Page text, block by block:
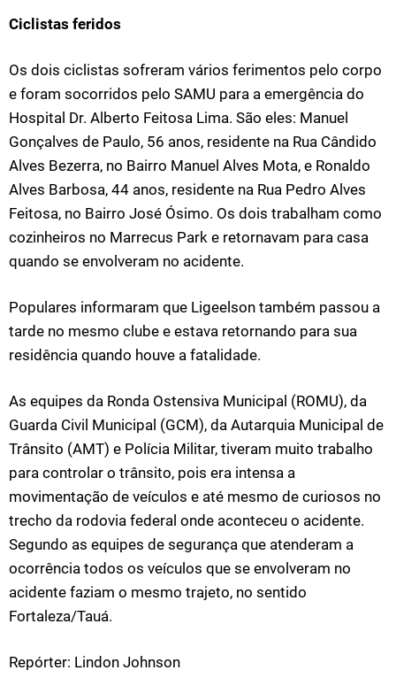
Ciclistas feridos
Os dois ciclistas sofreram vários ferimentos pelo corpo
e foram socorridos pelo SAMU para a emergência do
Hospital Dr. Alberto Feitosa Lima. São eles: Manuel
Gonçalves de Paulo, 56 anos, residente na Rua Cândido
Alves Bezerra, no Bairro Manuel Alves Mota, e Ronaldo
Alves Barbosa, 44 anos, residente na Rua Pedro Alves
Feitosa, no Bairro José Ósimo. Os dois trabalham como
cozinheiros no Marrecus Park e retornavam para casa
quando se envolveram no acidente.
Populares informaram que Ligeelson também passou a
tarde no mesmo clube e estava retornando para sua
residência quando houve a fatalidade.
As equipes da Ronda Ostensiva Municipal (ROMU), da
Guarda Civil Municipal (GCM), da Autarquia Municipal de
Trânsito (AMT) e Polícia Militar, tiveram muito trabalho
para controlar o trânsito, pois era intensa a
movimentação de veículos e até mesmo de curiosos no
trecho da rodovia federal onde aconteceu o acidente.
Segundo as equipes de segurança que atenderam a
ocorrência todos os veículos que se envolveram no
acidente faziam o mesmo trajeto, no sentido
Fortaleza/Tauá.
Repórter: Lindon Johnson